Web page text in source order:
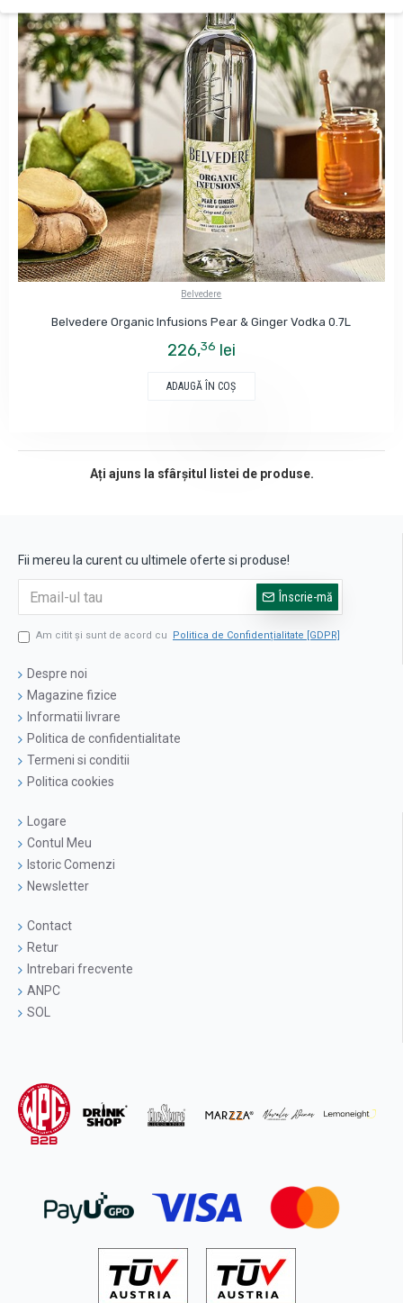
Belvedere
Belvedere Organic Infusions Pear & Ginger Vodka 0.7L
226,36 lei
ADAUGĂ ÎN COŞ
Ați ajuns la sfârșitul listei de produse.
Fii mereu la curent cu ultimele oferte si produse!
Înscrie-mă
Am citit şi sunt de acord cu Politica de Confidențialitate [GDPR]
Despre noi
Magazine fizice
Informatii livrare
Politica de confidentialitate
Termeni si conditii
Politica cookies
Logare
Contul Meu
Istoric Comenzi
Newsletter
Contact
Retur
Intrebari frecvente
ANPC
SOL